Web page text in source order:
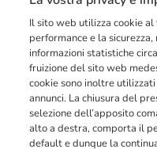
Il sito web utilizza cookie
performance e la
informazioni statistiche
fruizione del sito web
cookie sono inoltre
annunci. La chiusura del
selezione dell’apposito
alto a destra, comporta il
default e dunque la